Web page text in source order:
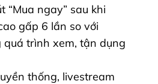
ngay” sau khi
gấp 6 lần so với
trình xem, tận dụng
thống, livestream